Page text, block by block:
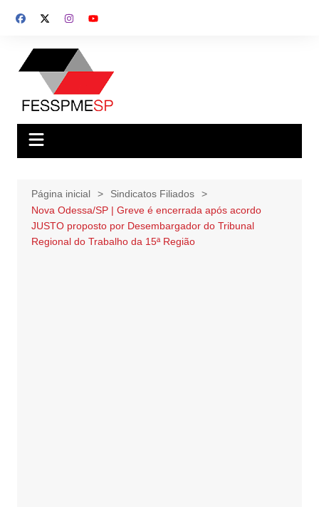
para
conteúdo
Página inicial
Sindicatos Filiados
Nova Odessa/SP | Greve é encerrada após acordo
JUSTO proposto por Desembargador do Tribunal
Regional do Trabalho da 15ª Região